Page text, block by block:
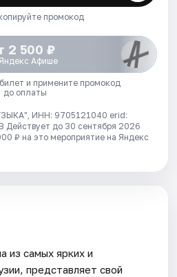
промокод
2 500 ₽
Афише
и примените промокод
до оплаты
ИНН: 9705121040 erid:
Действует до 30 сентября 2026
₽ на это мероприятие на Яндекс
из самых ярких и
представляет свой